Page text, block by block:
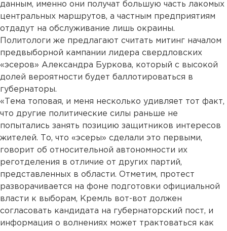
данным, именно они получат большую часть лакомых
центральных маршрутов, а частным предприятиям
отдадут на обслуживание лишь окраины.
Политологи же предлагают считать митинг началом
предвыборной кампании лидера свердловских
«эсеров» Александра Буркова, который с высокой
долей вероятности будет баллотироваться в
губернаторы.
«Тема топовая, и меня несколько удивляет тот факт,
что другие политические силы раньше не
попытались занять позицию защитников интересов
жителей. То, что «эсеры» сделали это первыми,
говорит об относительной автономности их
реготделения в отличие от других партий,
представленных в области. Отметим, протест
разворачивается на фоне подготовки официальной
власти к выборам, Кремль вот-вот должен
согласовать кандидата на губернаторский пост, и
информация о волнениях может трактоваться как